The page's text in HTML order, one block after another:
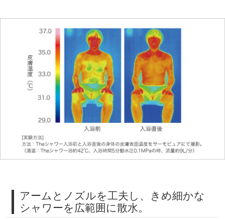
アームとノズルを工夫し、きめ細かな
シャワーを広範囲に散水。